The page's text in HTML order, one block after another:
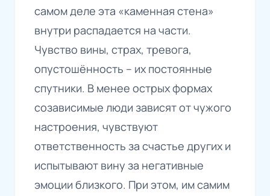
самом деле эта «каменная стена»
внутри распадается на части.
Чувство вины, страх, тревога,
опустошённость – их постоянные
спутники. В менее острых формах
созависимые люди зависят от чужого
настроения, чувствуют
ответственность за счастье других и
испытывают вину за негативные
эмоции близкого. При этом, им самим